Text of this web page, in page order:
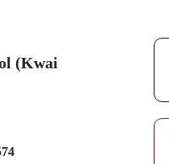
(Kwai